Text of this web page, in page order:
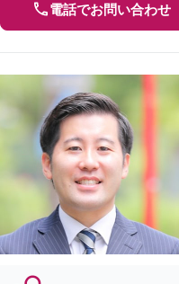
電話でお問い合わせ